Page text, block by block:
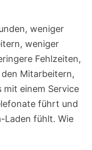
weniger
weniger
Fehlzeiten,
Mitarbeitern,
mit einem Service
führt und
Laden fühlt. Wie